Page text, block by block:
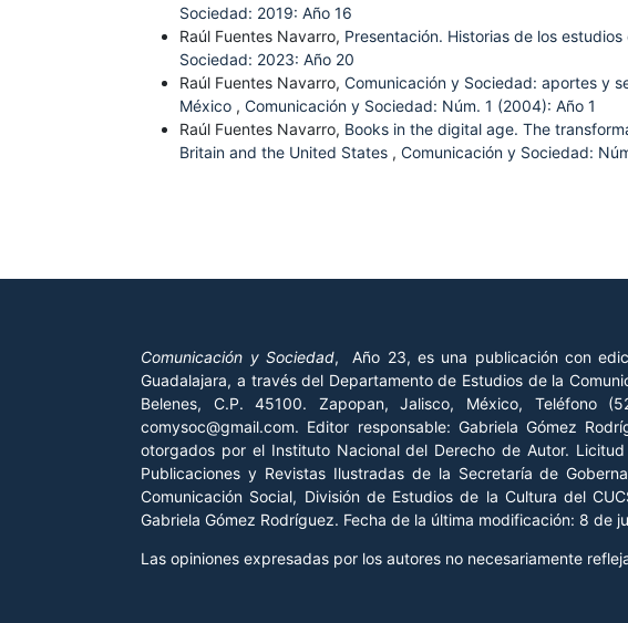
Sociedad: 2019: Año 16
Raúl Fuentes Navarro, Presentación. Historias de los
Sociedad: 2023: Año 20
Raúl Fuentes Navarro, Comunicación y Sociedad: aportes y
México , Comunicación y Sociedad: Núm. 1 (2004): Año 1
Raúl Fuentes Navarro, Books in the digital age. The
Britain and the United States , Comunicación y Sociedad:
Comunicación y Sociedad, Año 23, es una publicación con
Guadalajara, a través del Departamento de Estudios de la
Belenes, C.P. 45100. Zapopan, Jalisco, México, Teléfono
comysoc@gmail.com. Editor responsable: Gabriela Gómez
otorgados por el Instituto Nacional del Derecho de Autor.
Publicaciones y Revistas Ilustradas de la Secretaría de
Comunicación Social, División de Estudios de la Cultura del
Gabriela Gómez Rodríguez. Fecha de la última modificación: 8 de
Las opiniones expresadas por los autores no necesariamente